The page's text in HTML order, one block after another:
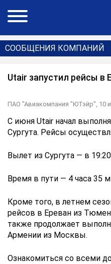
СООБЩЕНИЯ КОМПАНИЙ
Utair запустил рейсы в
ПАО "Авиакомпания "ЮТэйр", 10
С июня Utair начал
Сургута. Рейсы
Вылет из Сургута — в
Время в пути — 4 часа 35
Кроме того, в летнем
рейсов в Ереван из
также продолжает
Армении из Москвы.
Ознакомиться со всеми